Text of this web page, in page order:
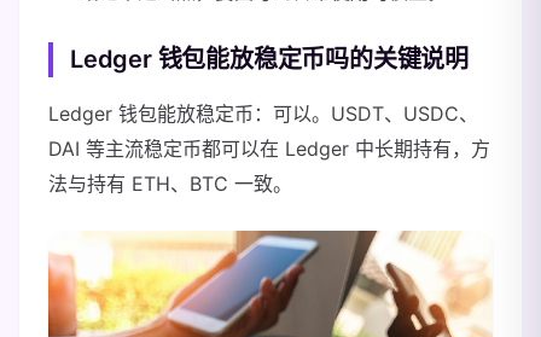
Ledger 钱包能放稳定币吗的关键说明
Ledger 钱包能放稳定币：可以。USDT、USDC、
DAI 等主流稳定币都可以在 Ledger 中长期持有，方
法与持有 ETH、BTC 一致。